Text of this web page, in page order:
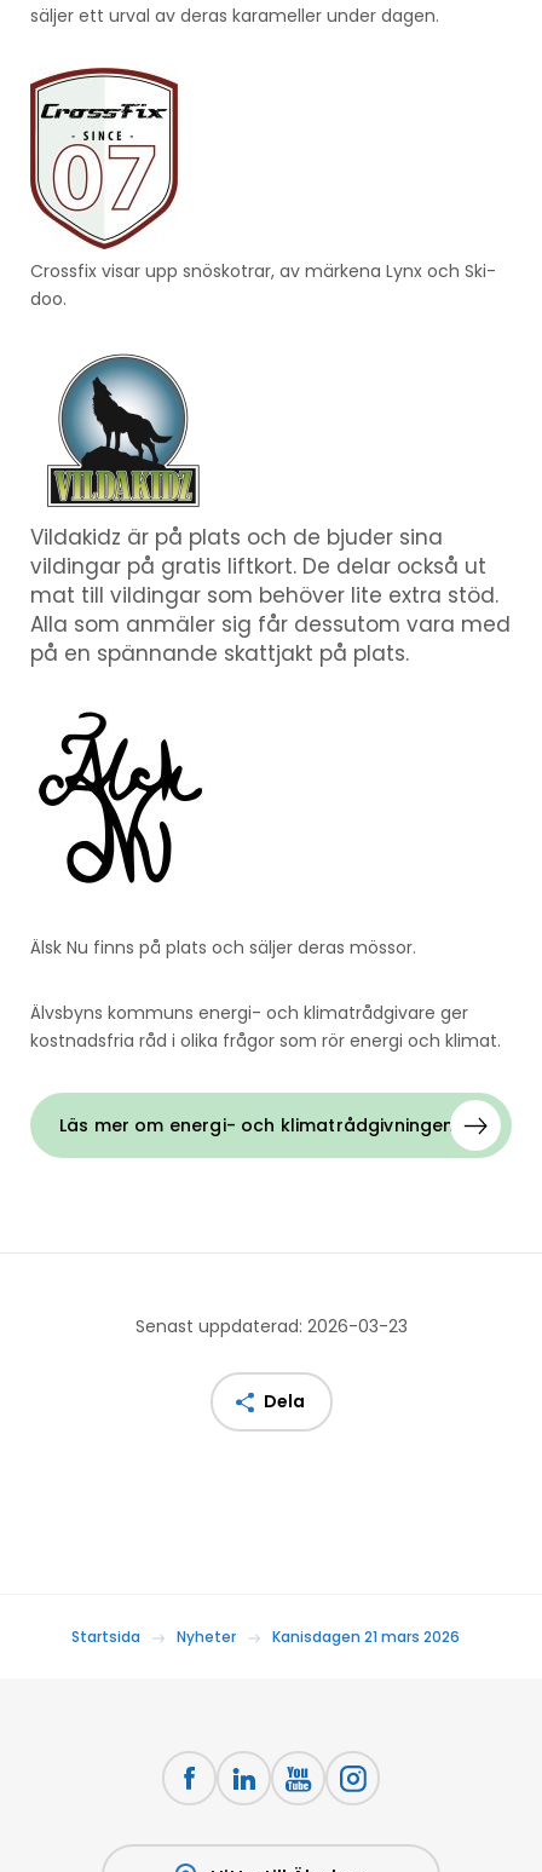
säljer ett urval av deras karameller under dagen.
Crossfix visar upp snöskotrar, av märkena Lynx och Ski-
doo.
Vildakidz är på plats och de bjuder sina
vildingar på gratis liftkort. De delar också ut
mat till vildingar som behöver lite extra stöd.
Alla som anmäler sig får dessutom vara med
på en spännande skattjakt på plats.
Älsk Nu finns på plats och säljer deras mössor.
Älvsbyns kommuns energi- och klimatrådgivare ger
kostnadsfria råd i olika frågor som rör energi och klimat.
Läs mer om energi- och klimatrådgivningen här
Senast uppdaterad: 2026-03-23
Dela
Startsida Nyheter Kanisdagen 21 mars 2026